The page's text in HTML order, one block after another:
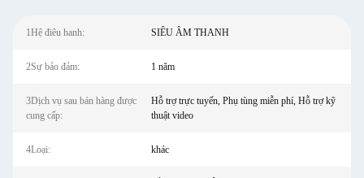
1Hệ điêu hanh: SIÊU ÂM THANH
2Sự bảo đảm: 1 năm
3Dịch vụ sau bán hàng được
cung cấp:
Hỗ trợ trực tuyến, Phụ tùng miễn phí, Hỗ trợ kỹ
thuật video
4Loại: khác